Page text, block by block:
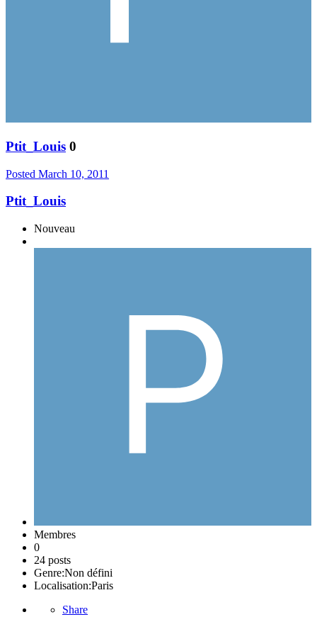
Ptit_Louis 0
Posted March 10, 2011
Ptit_Louis
Nouveau
Membres
0
24 posts
Genre:Non défini
Localisation:Paris
Share